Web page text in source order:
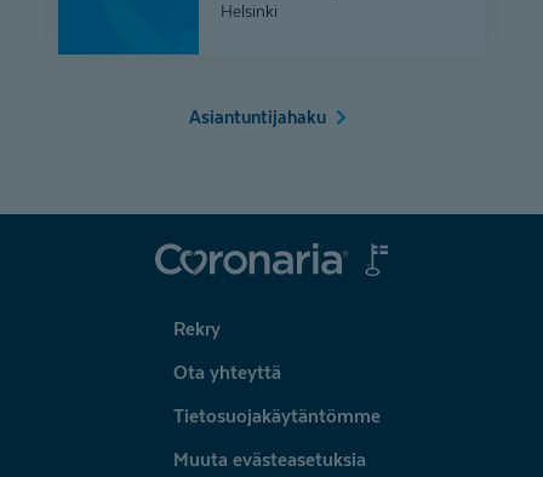
Helsinki
Asiantuntijahaku
Coronaria
Rekry
Ota yhteyttä
Tietosuojakäytäntömme
Muuta evästeasetuksia